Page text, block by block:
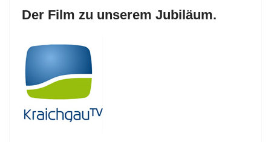
Der Film zu unserem Jubiläum.